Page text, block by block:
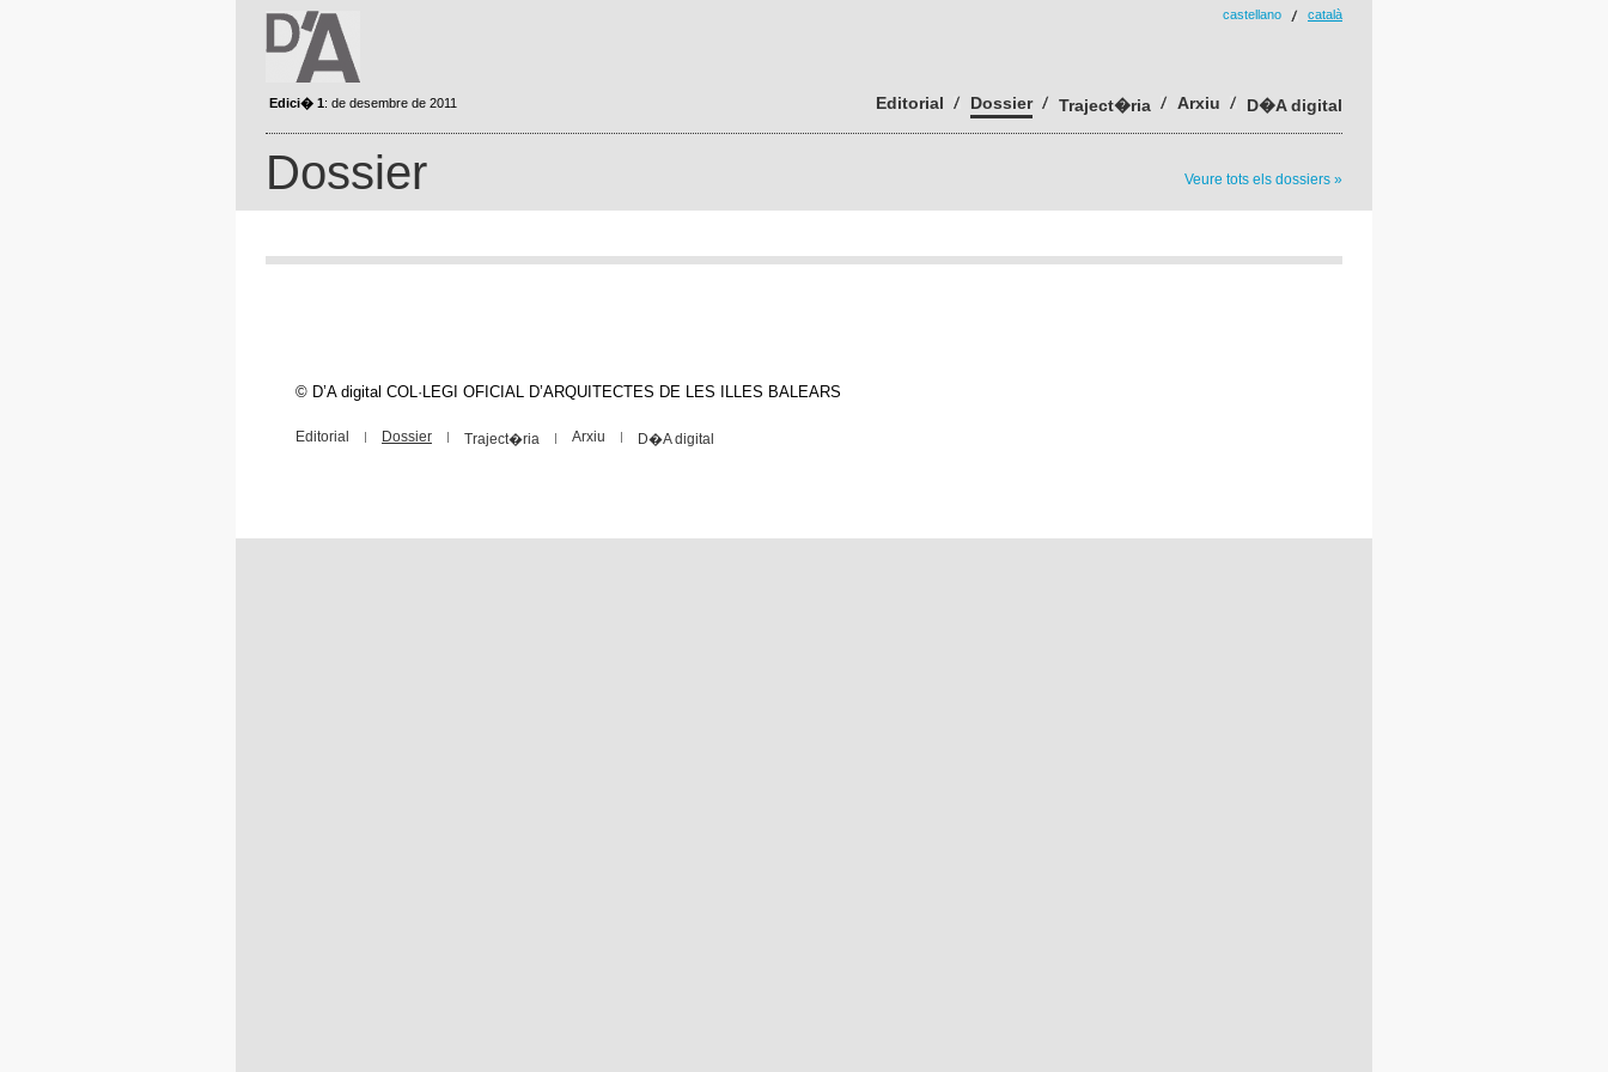
Edici� 1: de desembre de 2011
castellano català
Editorial Dossier Traject�ria Arxiu D�A digital
Dossier Veure tots els dossiers »
© D’A digital COL·LEGI OFICIAL D’ARQUITECTES DE LES ILLES BALEARS
Editorial Dossier Traject�ria Arxiu D�A digital